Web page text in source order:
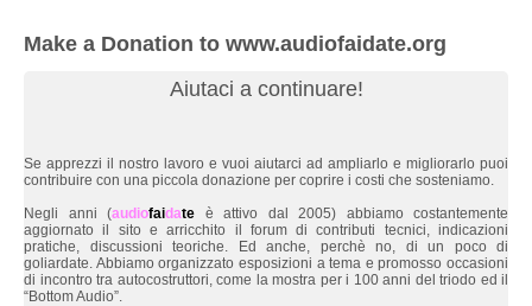
Make a Donation to www.audiofaidate.org
Aiutaci a continuare!
Se apprezzi il nostro lavoro e vuoi aiutarci ad ampliarlo e migliorarlo puoi
contribuire con una piccola donazione per coprire i costi che sosteniamo.
Negli anni (audiofaidate è attivo dal 2005) abbiamo costantemente
aggiornato il sito e arricchito il forum di contributi tecnici, indicazioni
pratiche, discussioni teoriche. Ed anche, perchè no, di un poco di
goliardate. Abbiamo organizzato esposizioni a tema e promosso occasioni
di incontro tra autocostruttori, come la mostra per i 100 anni del triodo ed il
“Bottom Audio”.